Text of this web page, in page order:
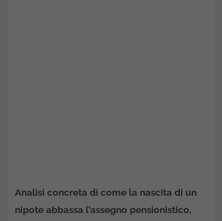
Analisi concreta di come la nascita di un
nipote abbassa l’assegno pensionistico,